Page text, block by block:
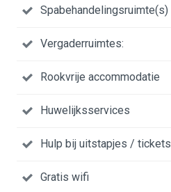
Spabehandelingsruimte(s)
Vergaderruimtes:
Rookvrije accommodatie
Huwelijksservices
Hulp bij uitstapjes / tickets
Gratis wifi